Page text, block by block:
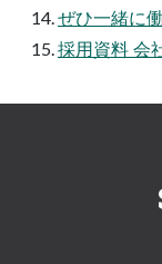
ぜひ一緒に
採用資料 会